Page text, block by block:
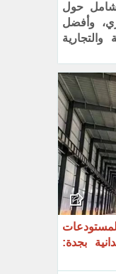
حول
وأفضل
والتجارية
بجدة: